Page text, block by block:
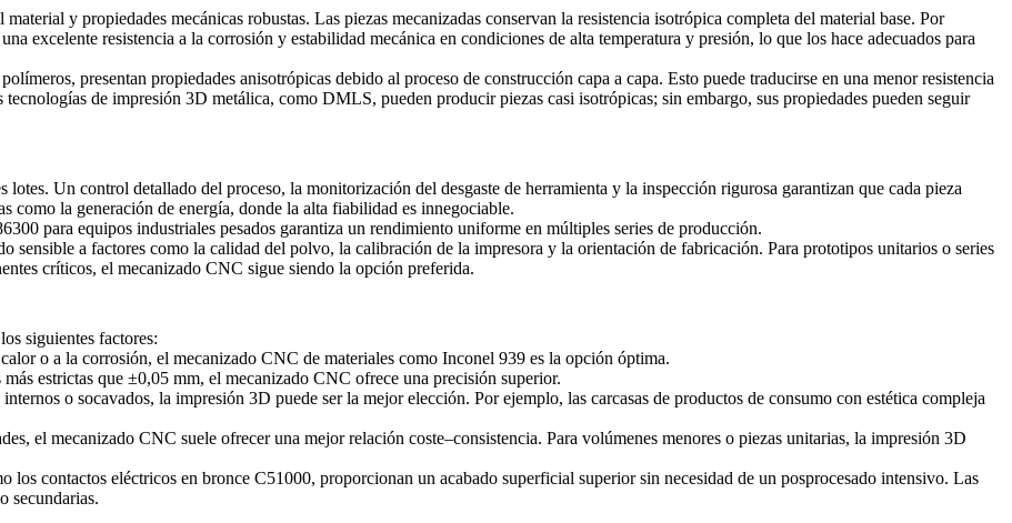
y propiedades mecánicas robustas. Las piezas mecanizadas conservan la resistencia isotrópica completa del material base. Por
excelente resistencia a la corrosión y estabilidad mecánica en condiciones de alta temperatura y presión, lo que los hace adecuados para
presentan propiedades anisotrópicas debido al proceso de construcción capa a capa. Esto puede traducirse en una menor resistencia
de impresión 3D metálica, como DMLS, pueden producir piezas casi isotrópicas; sin embargo, sus propiedades pueden seguir
Un control detallado del proceso, la monitorización del desgaste de herramienta y la inspección rigurosa garantizan que cada pieza
como la generación de energía, donde la alta fiabilidad es innegociable.
para equipos industriales pesados garantiza un rendimiento uniforme en múltiples series de producción.
sensible a factores como la calidad del polvo, la calibración de la impresora y la orientación de fabricación. Para prototipos unitarios o series
críticos, el mecanizado CNC sigue siendo la opción preferida.
siguientes factores:
o a la corrosión, el mecanizado CNC de materiales como Inconel 939 es la opción óptima.
estrictas que ±0,05 mm, el mecanizado CNC ofrece una precisión superior.
o socavados, la impresión 3D puede ser la mejor elección. Por ejemplo, las carcasas de productos de consumo con estética compleja
el mecanizado CNC suele ofrecer una mejor relación coste–consistencia. Para volúmenes menores o piezas unitarias, la impresión 3D
contactos eléctricos en bronce C51000, proporcionan un acabado superficial superior sin necesidad de un posprocesado intensivo. Las
secundarias.